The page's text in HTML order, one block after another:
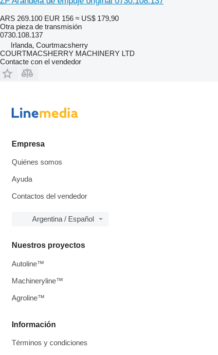
ARS 269.100 EUR 156 ≈ US$ 179,90
Otra pieza de transmisión
0730.108.137
Irlanda, Courtmacsherry
COURTMACSHERRY MACHINERY LTD
Contacte con el vendedor
Empresa
Quiénes somos
Ayuda
Contactos del vendedor
Argentina / Español
Información
Términos y condiciones
Nuestros proyectos
Autoline™
Machineryline™
Agroline™